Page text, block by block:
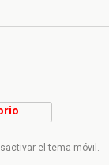
el tema móvil.